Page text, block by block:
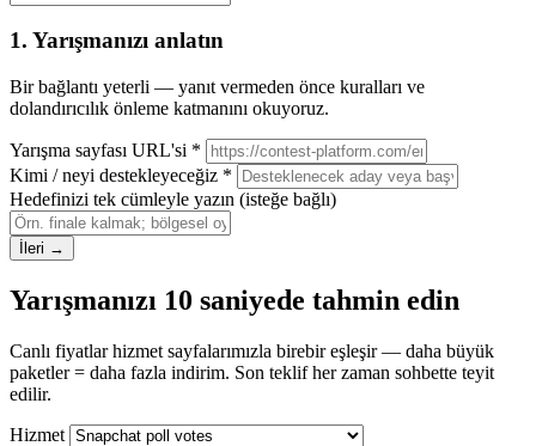
1. Yarışmanızı anlatın
Bir bağlantı yeterli — yanıt vermeden önce kuralları ve
dolandırıcılık önleme katmanını okuyoruz.
Yarışma sayfası URL'si *
Kimi / neyi destekleyeceğiz *
Hedefinizi tek cümleyle yazın (isteğe bağlı)
İleri →
Yarışmanızı 10 saniyede tahmin edin
Canlı fiyatlar hizmet sayfalarımızla birebir eşleşir — daha büyük
paketler = daha fazla indirim. Son teklif her zaman sohbette teyit
edilir.
Hizmet